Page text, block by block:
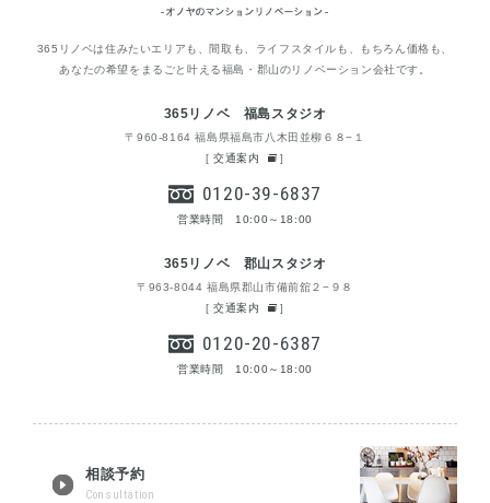
365リノベは住みたいエリアも、間取も、ライフスタイルも、もちろん価格も、
あなたの希望をまるごと叶える福島・郡山のリノベーション会社です。
365リノベ 福島スタジオ
〒960-8164 福島県福島市八木田並柳６８−１
[交通案内 ]
0120-39-6837
営業時間 10:00～18:00
365リノベ 郡山スタジオ
〒963-8044 福島県郡山市備前舘２−９８
[交通案内 ]
0120-20-6387
営業時間 10:00～18:00
相談予約
Consultation